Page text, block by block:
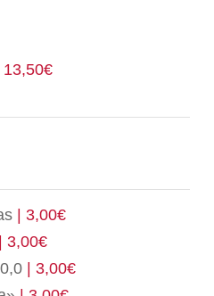
| 13,50€
| 3,00€
| 3,00€
| 3,00€